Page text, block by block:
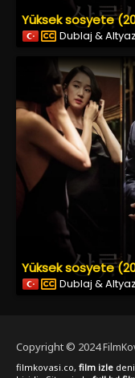
Dublaj &
Dublaj &
Copyright © 2024
filmkovasi.co, film izle